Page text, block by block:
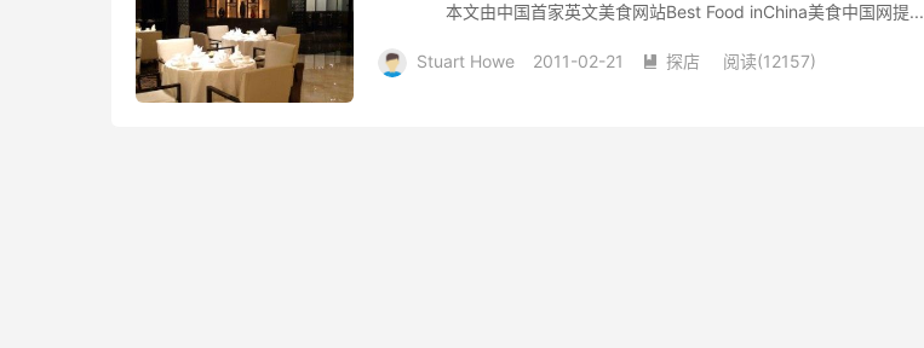
本文由中国首家英文美食网站Best Food inChina美食中国网提...
Stuart Howe 2011-02-21  探店 阅读(12157)